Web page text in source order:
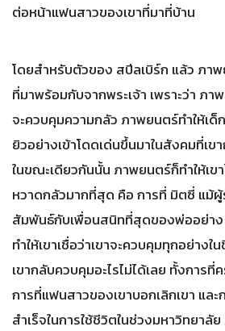
ต่อหน้าแฟนสาวของเขาที่มาที่บ้าน
โดยสำหรับตัวของ สปีลเบิร์ก แล้ว ภา
ที่มาพร้อมกับจากพระเจ้า เพราะว่า ภา
จะควบคุมความกลัว ภาพยนตร์ทำให้เด็
ยิวอย่างเข้าโดดเด่นขึ้นมาในสังคมที่เข
ในขณะเดียวกันนั้น ภาพยนตร์ก็ทำให้เข
หวาดกลัวมากที่สุด คือ การที่ มิตซี่ แม้ผู้
สัมพันธ์กับเพื่อนสนิทที่สุดของพ่ออย่าง
ทำให้เขาเชื่อว่าเขาจะควบคุมทุกอย่าง
เขากลับควบคุมอะไรไม่ได้เลย ทั้งการ
การที่แฟนสาวของเขาบอกเลิกเขา และ
สำเร็จในการใช้ชีวิตในช่วงมหาวิทยาลัย